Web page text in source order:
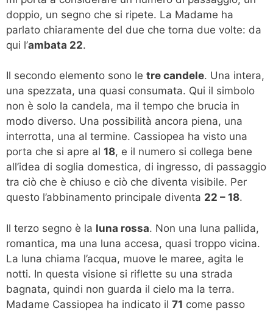
doppio, un segno che si ripete. La Madame ha
parlato chiaramente del due che torna due volte: da
qui l’ambata 22.
Il secondo elemento sono le tre candele. Una intera,
una spezzata, una quasi consumata. Qui il simbolo
non è solo la candela, ma il tempo che brucia in
modo diverso. Una possibilità ancora piena, una
interrotta, una al termine. Cassiopea ha visto una
porta che si apre al 18, e il numero si collega bene
all’idea di soglia domestica, di ingresso, di passaggio
tra ciò che è chiuso e ciò che diventa visibile. Per
questo l’abbinamento principale diventa 22 – 18.
Il terzo segno è la luna rossa. Non una luna pallida,
romantica, ma una luna accesa, quasi troppo vicina.
La luna chiama l’acqua, muove le maree, agita le
notti. In questa visione si riflette su una strada
bagnata, quindi non guarda il cielo ma la terra.
Madame Cassiopea ha indicato il 71 come passo